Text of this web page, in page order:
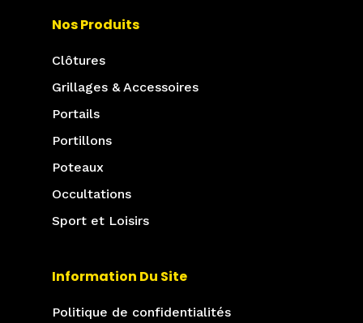
Nos Produits
Clôtures
Grillages & Accessoires
Portails
Portillons
Poteaux
Occultations
Sport et Loisirs
Information Du Site
Politique de confidentialités